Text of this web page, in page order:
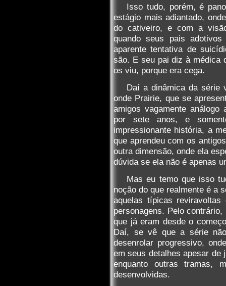
Isso tudo, porém, é
estágio mais adiantado,
do cativeiro, e com a
quando seus pais
aparente tentativa de
são. E seu pai diz à médica
os viu, porque era cega.
Daí a dinâmica da série
onde Prairie, que se
amigos vagamente
por sete anos, e
impressionante história, a
que aprendeu com os
outra dimensão, onde ela
dúvida se ela não é apenas
Mas eu temo que isso
noção do que realmente é a
aquelas típicas
personagens. Pelo
que já eram desde o
Daí, se vê que a série
desenrolar progressivo,
em seus detalhes apesar de
enquanto outras tramas,
desenvolvidas.